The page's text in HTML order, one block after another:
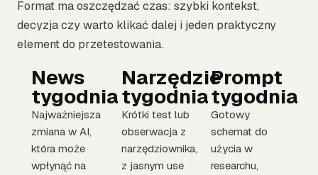
Format ma oszczędzać czas: szybki kontekst,
decyzja czy warto klikać dalej i jeden praktyczny
element do przetestowania.
News
tygodnia
Najważniejsza
zmiana w AI,
która może
wpłynąć na
Narzędzie
tygodnia
Krótki test lub
obserwacja z
narzędziownika,
z jasnym use
Prompt
tygodnia
Gotowy
schemat do
użycia w
researchu,